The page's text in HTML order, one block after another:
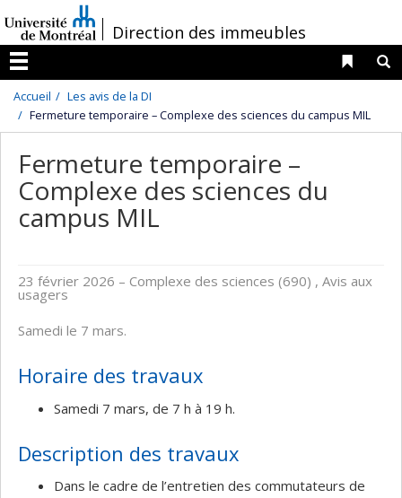
au
contenu
/Direction des immeubles
Menu
Liens
Accueil
Les avis de la DI
Fermeture temporaire – Complexe des sciences du campus MIL
Fermeture temporaire –
Complexe des sciences du
campus MIL
23 février 2026 – Complexe des sciences (690) , Avis aux
usagers
Samedi le 7 mars.
Horaire des travaux
Samedi 7 mars, de 7 h à 19 h.
Description des travaux
Dans le cadre de l’entretien des commutateurs de